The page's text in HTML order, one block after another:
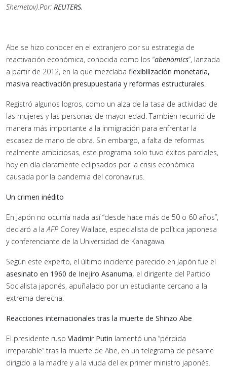
Shemetov).Por: REUTERS.
Abe se hizo conocer en el extranjero por su estrategia de
reactivación económica, conocida como los “abenomics”, lanzada
a partir de 2012, en la que mezclaba flexibilización monetaria,
masiva reactivación presupuestaria y reformas estructurales.
Registró algunos logros, como un alza de la tasa de actividad de
las mujeres y las personas de mayor edad. También recurrió de
manera más importante a la inmigración para enfrentar la
escasez de mano de obra. Sin embargo, a falta de reformas
realmente ambiciosas, este programa solo tuvo éxitos parciales,
hoy en día claramente eclipsados por la crisis económica
causada por la pandemia del coronavirus.
Un crimen inédito
En Japón no ocurría nada así “desde hace más de 50 o 60 años”,
declaró a laAFP Corey Wallace, especialista de política japonesa
y conferenciante de la Universidad de Kanagawa.
Según este experto, el último incidente parecido en Japón fue el
asesinato en 1960 de Inejiro Asanuma, el dirigente del Partido
Socialista japonés, apuñalado por un estudiante cercano a la
extrema derecha.
Reacciones internacionales tras la muerte de Shinzo Abe
El presidente ruso Vladimir Putin lamentó una “pérdida
irreparable” tras la muerte de Abe, en un telegrama de pésame
dirigido a la madre y a la viuda del ex primer ministro japonés.